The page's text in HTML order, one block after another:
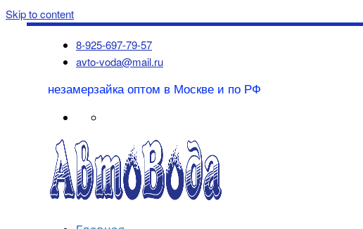
Skip to content
8-925-697-79-57
avto-voda@mail.ru
незамерзайка оптом в Москве и по РФ